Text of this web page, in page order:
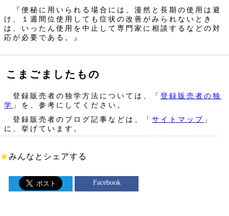
『便秘に用いられる場合には、漫然と長期の使用は避
け、１週間位使用しても症状の改善がみられないとき
は、いったん使用を中止して専門家に相談するなどの対
応が必要である。』
こまごましたもの
登録販売者の独学方法については、「 登録販売者の独
学 」を、参考にしてください。
登録販売者のブログ記事などは、「 サイトマップ 」
に、挙げています。
★みんなとシェアする
Facebook